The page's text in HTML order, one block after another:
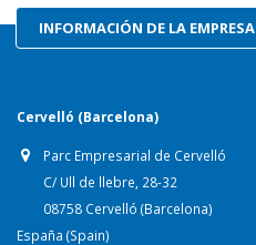
INFORMACIÓN DE LA EMPRESA
Cervelló (Barcelona)
Parc Empresarial de Cervelló
C/ Ull de llebre, 28-32
08758 Cervelló (Barcelona)
España (Spain)